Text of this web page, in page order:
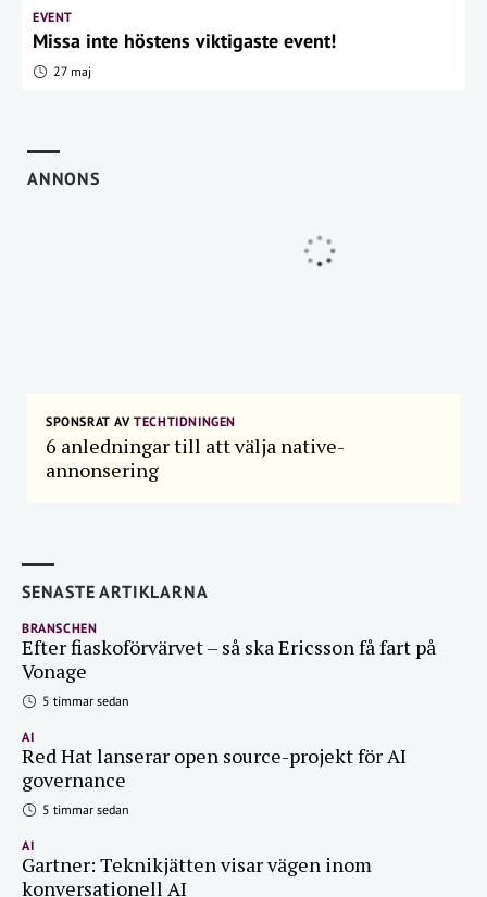
EVENT
Missa inte höstens viktigaste event!
27 maj
ANNONS
SPONSRAT AVTECHTIDNINGEN
6 anledningar till att välja native-
annonsering
SENASTE ARTIKLARNA
BRANSCHEN
Efter fiaskoförvärvet – så ska Ericsson få fart på
Vonage
5 timmar sedan
AI
Red Hat lanserar open source-projekt för AI
governance
5 timmar sedan
AI
Gartner: Teknikjätten visar vägen inom
konversationell AI